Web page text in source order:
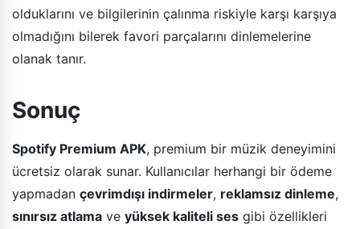
olduklarını ve bilgilerinin çalınma riskiyle karşı karşıya
olmadığını bilerek favori parçalarını dinlemelerine
olanak tanır.
Sonuç
Spotify Premium APK, premium bir müzik deneyimini
ücretsiz olarak sunar. Kullanıcılar herhangi bir ödeme
yapmadan çevrimdışı indirmeler, reklamsız dinleme,
sınırsız atlama ve yüksek kaliteli ses gibi özellikleri